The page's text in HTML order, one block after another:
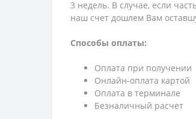
3 недель. В случае, если
наш счет дошлем Вам
Способы оплаты:
Оплата при получении
Онлайн-оплата картой
Оплата в терминале
Безналичный расчет